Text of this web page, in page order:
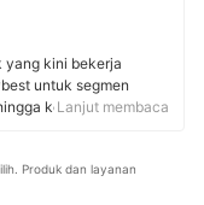
klinik kulit dan
Tiara memiliki minat
serta edukasi
kegiatan akademik
ilmiah nasional dan
yang kini bekerja
untuk segmen
kebutuhan sehari-
Social Media
suplemen, ia
Lanjut membaca
Produk dan layanan